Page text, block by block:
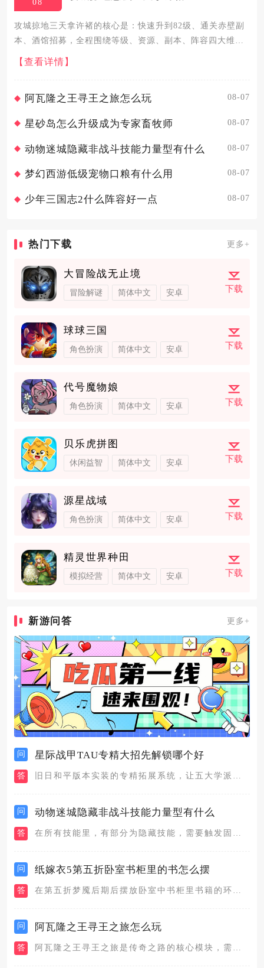
08
攻城掠地三天拿许褚的核心是：快速升到82级、通关赤壁副
本、酒馆招募，全程围绕等级、资源、副本、阵容四大维度
精准推进，可稳定达成目标。第一天核心是冲级与资源储
备。优先做主线任务、国战、功勋任务、每日祭祀，把主
【查看详情】
阿瓦隆之王寻王之旅怎么玩 08-07
星砂岛怎么升级成为专家畜牧师 08-07
动物迷城隐藏非战斗技能力量型有什么 08-07
梦幻西游低级宠物口粮有什么用 08-07
少年三国志2什么阵容好一点 08-07
热门下载 更多+
大冒险战无止境
冒险解谜 简体中文 安卓 下载
球球三国
角色扮演 简体中文 安卓 下载
代号魔物娘
角色扮演 简体中文 安卓 下载
贝乐虎拼图
休闲益智 简体中文 安卓 下载
源星战域
角色扮演 简体中文 安卓 下载
精灵世界种田
模拟经营 简体中文 安卓 下载
新游问答 更多+
问 星际战甲TAU专精大招先解锁哪个好
答
问 动物迷城隐藏非战斗技能力量型有什么
答
问 纸嫁衣5第五折卧室书柜里的书怎么摆
答
问 阿瓦隆之王寻王之旅怎么玩
答 阿瓦隆之王寻王之旅是传奇之路的核心模块，需从城市地图右下角进...